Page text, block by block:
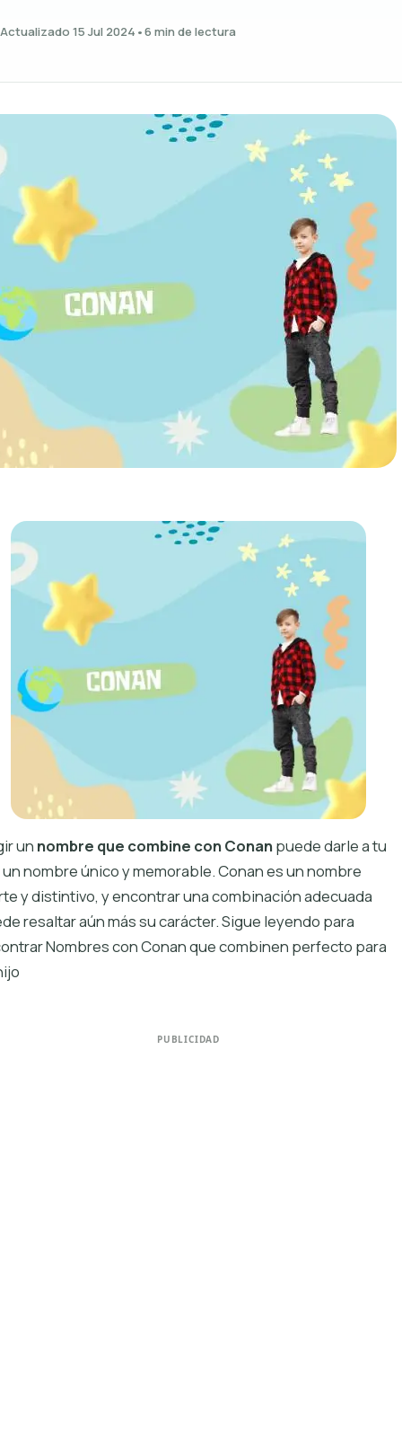
Actualizado 15 Jul 2024 •6 min de lectura
un nombre que combine con Conanpuede darle a tu
nombre único y memorable. Conan es un nombre
y distintivo, y encontrar una combinación adecuada
resaltar aún más su carácter. Sigue leyendo para
Nombres con Conan que combinen perfecto para
PUBLICIDAD